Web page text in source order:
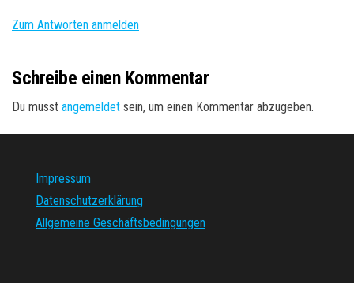
Zum Antworten anmelden
Schreibe einen Kommentar
Du musst angemeldet sein, um einen Kommentar abzugeben.
Impressum
Datenschutzerklärung
Allgemeine Geschäftsbedingungen